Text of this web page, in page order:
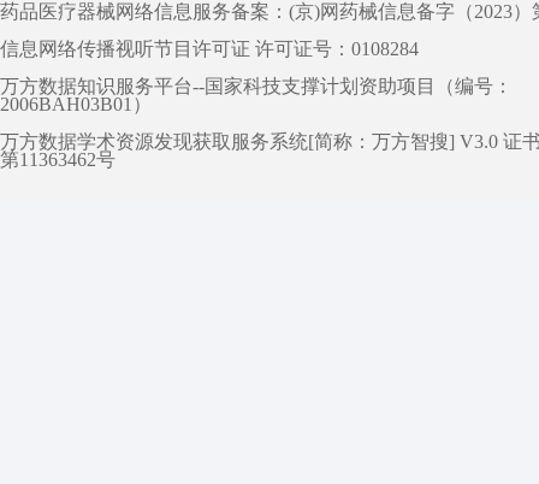
药品医疗器械网络信息服务备案：(京)网药械信息备字（2023）
信息网络传播视听节目许可证 许可证号：0108284
万方数据知识服务平台--国家科技支撑计划资助项目（编号：
2006BAH03B01）
万方数据学术资源发现获取服务系统[简称：万方智搜] V3.0 证
第11363462号